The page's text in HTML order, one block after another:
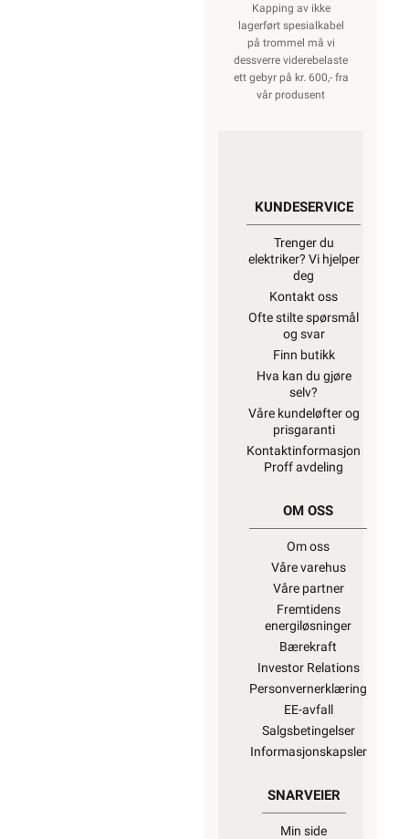
Kapping av ikke
lagerført spesialkabel
på trommel må vi
dessverre viderebelaste
ett gebyr på kr. 600,- fra
vår produsent
KUNDESERVICE
Trenger du
elektriker? Vi hjelper
deg
Kontakt oss
Ofte stilte spørsmål
og svar
Finn butikk
Hva kan du gjøre
selv?
Våre kundeløfter og
prisgaranti
Kontaktinformasjon
Proff avdeling
OM OSS
Om oss
Våre varehus
Våre partner
Fremtidens
energiløsninger
Bærekraft
Investor Relations
Personvernerklæring
EE-avfall
Salgsbetingelser
Informasjonskapsler
SNARVEIER
Min side